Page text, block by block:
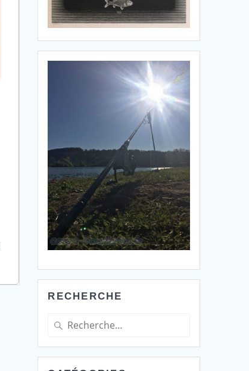
RECHERCHE
Recherche
: